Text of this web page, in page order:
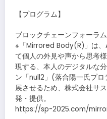
【プログラム】
ブロックチェーンフォーラ
※「Mirrored Body(R)」は、
て個人の外見や声から思考
現する、本人のデジタルな
ン「null2」(落合陽一氏プ
展させるため、株式会社サ
発・提供。
https://sp-2025.com/